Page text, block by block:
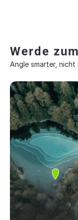
Werde
Angle smarter, nicht